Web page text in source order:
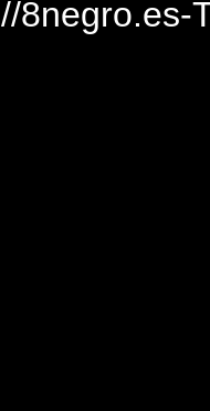
//8negro.es-